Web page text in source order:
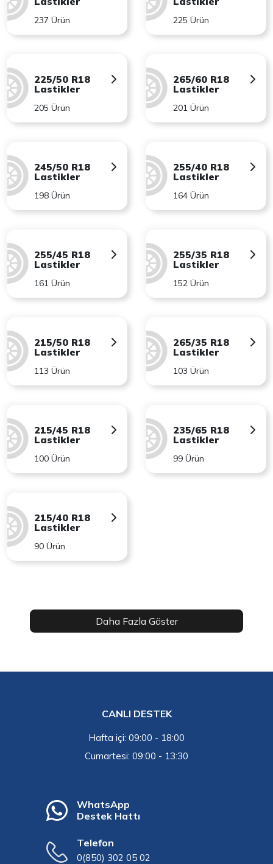
237 Ürün 225 Ürün
225/50 R18
Lastikler
205 Ürün
265/60 R18
Lastikler
201 Ürün
245/50 R18
Lastikler
198 Ürün
255/40 R18
Lastikler
164 Ürün
255/45 R18
Lastikler
161 Ürün
255/35 R18
Lastikler
152 Ürün
215/50 R18
Lastikler
113 Ürün
265/35 R18
Lastikler
103 Ürün
215/45 R18
Lastikler
100 Ürün
235/65 R18
Lastikler
99 Ürün
215/40 R18
Lastikler
90 Ürün
Daha Fazla Göster
CANLI DESTEK
Hafta içi: 09:00 - 18:00
Cumartesi: 09:00 - 13:30
WhatsApp
Destek Hattı
Telefon
0(850) 302 05 02